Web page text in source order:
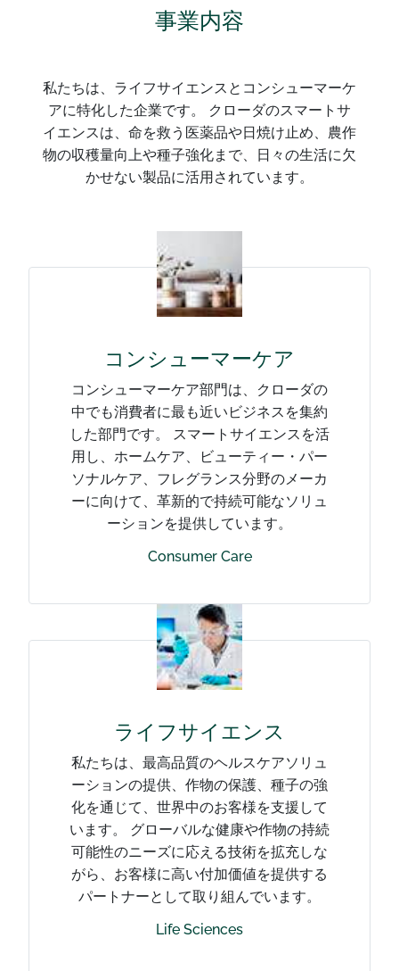
事業内容
私たちは、ライフサイエンスとコンシューマーケ
アに特化した企業です。 クローダのスマートサ
イエンスは、命を救う医薬品や日焼け止め、農作
物の収穫量向上や種子強化まで、日々の生活に欠
かせない製品に活用されています。
コンシューマーケア
コンシューマーケア部門は、クローダの
中でも消費者に最も近いビジネスを集約
した部門です。 スマートサイエンスを活
用し、ホームケア、ビューティー・パー
ソナルケア、フレグランス分野のメーカ
ーに向けて、革新的で持続可能なソリュ
ーションを提供しています。
Consumer Care
ライフサイエンス
私たちは、最高品質のヘルスケアソリュ
ーションの提供、作物の保護、種子の強
化を通じて、世界中のお客様を支援して
います。 グローバルな健康や作物の持続
可能性のニーズに応える技術を拡充しな
がら、お客様に高い付加価値を提供する
パートナーとして取り組んでいます。
Life Sciences